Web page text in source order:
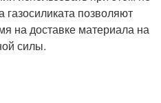
позволяют
на доставке материала на
силы.